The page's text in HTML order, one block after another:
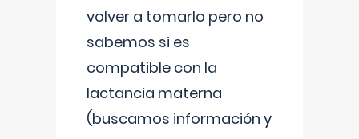
volver a tomarlo pero no
sabemos si es
compatible con la
lactancia materna
(buscamos información y